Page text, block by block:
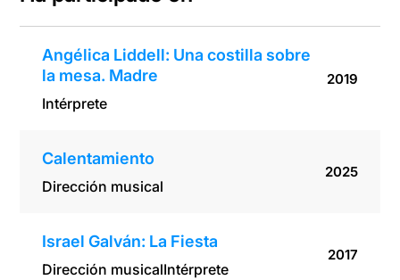
Angélica Liddell: Una costilla sobre
la mesa. Madre
Intérprete
2019
Calentamiento
Dirección musical
2025
Israel Galván: La Fiesta
Dirección musicalIntérprete
2017